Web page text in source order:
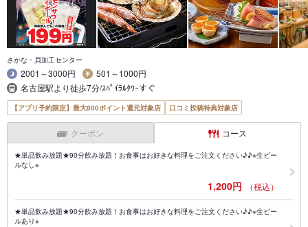
さかな・貝加工センター
2001～3000円
501～1000円
名古屋駅より徒歩7分/ｽﾊﾟｲﾗﾙﾀﾜｰすぐ
【アプリ予約限定】最大800ポイント還元対象店 口コミ投稿特典対象店
クーポン コース
★単品飲み放題★90分飲み放題！お食事はお好きな料理をご注文ください♪♪※生ビー
ルなし※
1,200円 （税込）
★単品飲み放題★90分飲み放題！お食事はお好きな料理をご注文ください♪♪※生ビー
ルあり※